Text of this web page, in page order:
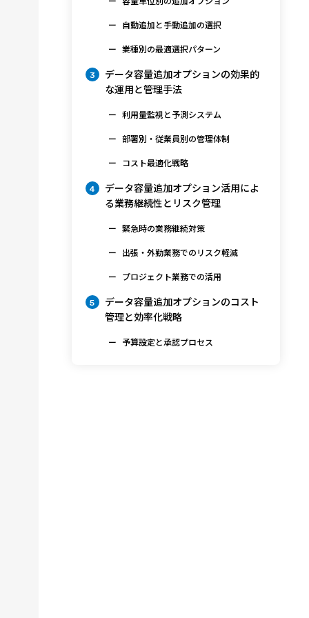
自動追加と手動追加の選択
業種別の最適選択パターン
3
データ容量追加オプションの効果的
な運用と管理手法
利用量監視と予測システム
部署別・従業員別の管理体制
コスト最適化戦略
4
データ容量追加オプション活用によ
る業務継続性とリスク管理
緊急時の業務継続対策
出張・外勤業務でのリスク軽減
プロジェクト業務での活用
5
データ容量追加オプションのコスト
管理と効率化戦略
予算設定と承認プロセス